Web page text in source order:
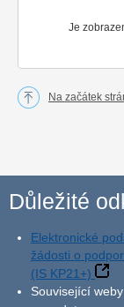
Je
Na začátek
Důležité
Elektronické
žádosti o
(IS KP21+)
Související